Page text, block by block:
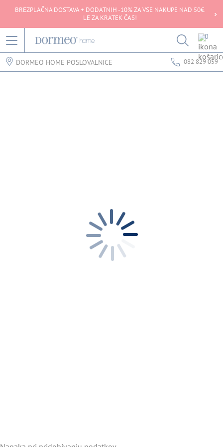
BREZPLAČNA DOSTAVA + DODATNIH -10% ZA VSE NAKUPE NAD 50€.
LE ZA KRATEK ČAS!
0
DORMEO HOME POSLOVALNICE 082 829 059